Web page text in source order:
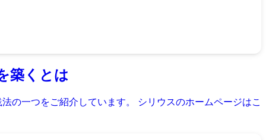
築くとは
の一つをご紹介しています。 シリウスのホームページはこ